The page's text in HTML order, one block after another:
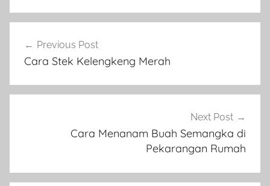
pos
Previous Post
Cara Stek Kelengkeng Merah
Next Post
Cara Menanam Buah Semangka di
Pekarangan Rumah